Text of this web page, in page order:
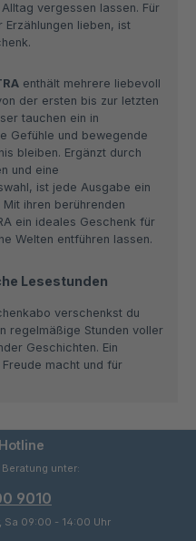
vergessen lassen. Für
lieben, ist
enthält mehrere liebevoll
der ersten bis zur letzten
tauchen ein in
Gefühle und bewegende
bleiben. Ergänzt durch
und eine
ist jede Ausgabe ein
ihren berührenden
ein ideales Geschenk für
Welten entführen lassen.
Lesestunden
verschenkst du
regelmäßige Stunden voller
Geschichten. Ein
macht und für
unter:
9010
Sa 09:00 - 14:00 Uhr